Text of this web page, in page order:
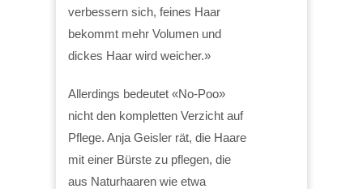
verbessern sich, feines Haar
bekommt mehr Volumen und
dickes Haar wird weicher.»
Allerdings bedeutet «No-Poo»
nicht den kompletten Verzicht auf
Pflege. Anja Geisler rät, die Haare
mit einer Bürste zu pflegen, die
aus Naturhaaren wie etwa